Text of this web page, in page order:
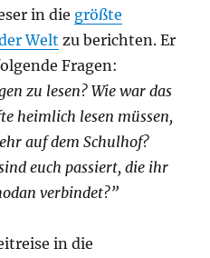
in die größte
Welt zu berichten. Er
Fragen:
zu lesen? Wie war das
heimlich lesen müssen,
auf dem Schulhof?
euch passiert, die ihr
verbindet?”
in die